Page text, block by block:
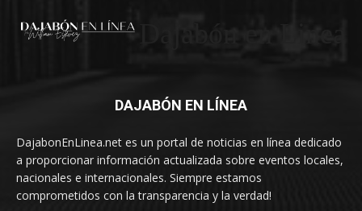
DAJABÓN EN LÍNEA
DajabonEnLinea.net es un portal de noticias en línea dedicado
a proporcionar información actualizada sobre eventos locales,
nacionales e internacionales. Siempre estamos
comprometidos con la transparencia y la verdad!